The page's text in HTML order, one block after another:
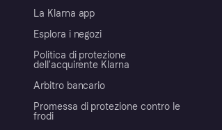
La Klarna app
Esplora i negozi
Politica di protezione
dell'acquirente Klarna
Arbitro bancario
Promessa di protezione contro le
frodi